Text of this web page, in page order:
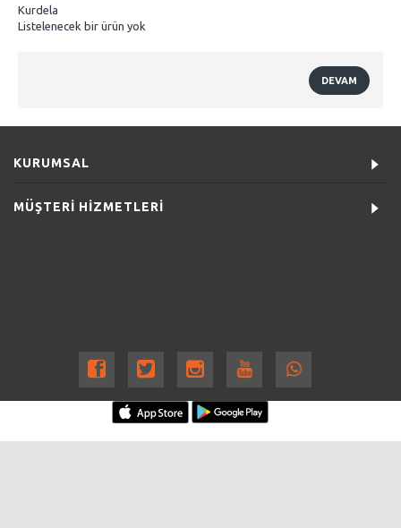
Kurdela
Listelenecek bir ürün yok
DEVAM
KURUMSAL
MÜŞTERİ HİZMETLERİ